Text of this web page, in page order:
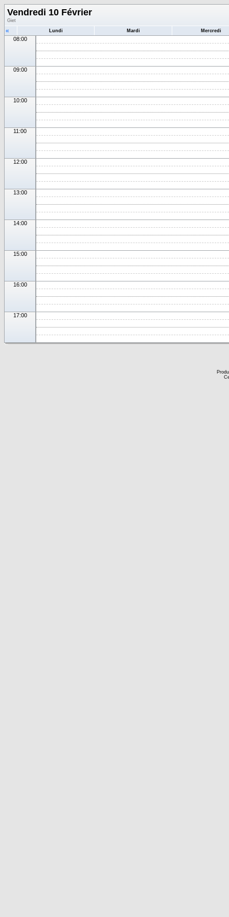
Vendredi 10 Février
Giet
« Lundi Mardi Mercredi
08:00
09:00
10:00
11:00
12:00
13:00
14:00
15:00
16:00
17:00